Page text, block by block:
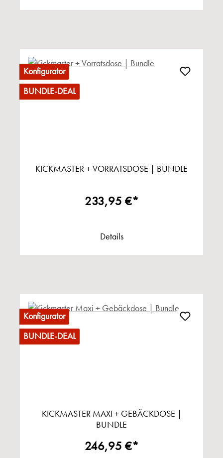
Konfigurator
BUNDLE-DEAL
KICKMASTER + VORRATSDOSE | BUNDLE
233,95 €*
Details
Konfigurator
BUNDLE-DEAL
KICKMASTER MAXI + GEBÄCKDOSE |
BUNDLE
246,95 €*